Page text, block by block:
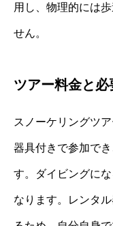
用し、物理的には
せん。
ツアー料金と必
スノーケリングツ
器具付きで参加で
す。ダイビングに
なります。レンタ